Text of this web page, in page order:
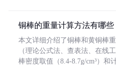
铜棒的重量计算方法有哪些
本文详细介绍了铜棒和黄铜棒
（理论公式法、查表法、在线
棒密度取值（8.4-8.7g/cm³）和